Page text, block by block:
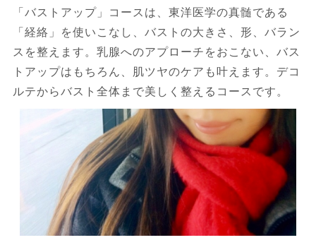
「バストアップ」コースは、東洋医学の真髄である
「経絡」を使いこなし、バストの大きさ、形、バラン
スを整えます。乳腺へのアプローチをおこない、バス
トアップはもちろん、肌ツヤのケアも叶えます。デコ
ルテからバスト全体まで美しく整えるコースです。